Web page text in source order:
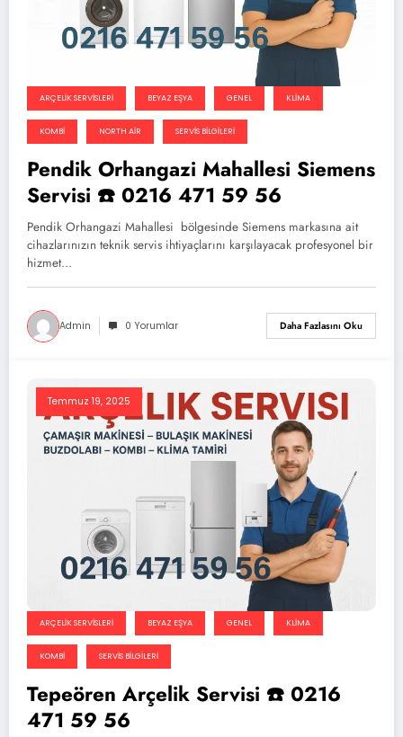
ARÇELIK SERVISLERI BEYAZ EŞYA GENEL KLIMA
KOMBI NORTH AIR SERVIS BILGILERI
Pendik Orhangazi Mahallesi Siemens
Servisi ☎️ 0216 471 59 56
Pendik Orhangazi Mahallesi bölgesinde Siemens markasına ait
cihazlarınızın teknik servis ihtiyaçlarını karşılayacak profesyonel bir
hizmet…
Admin 0 Yorumlar Daha Fazlasını Oku
Temmuz 19, 2025
ARÇELIK SERVISLERI BEYAZ EŞYA GENEL KLIMA
KOMBI SERVIS BILGILERI
Tepeören Arçelik Servisi ☎️ 0216
471 59 56